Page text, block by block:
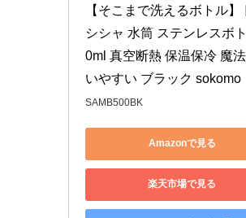
【そこまで洗えるボトル】
シシャ 水筒 ステンレスボ
0ml 真空断熱 保温保冷 魔
いやすい ブラック sokomo
SAMB500BK
Amazonで見る
楽天市場で見る